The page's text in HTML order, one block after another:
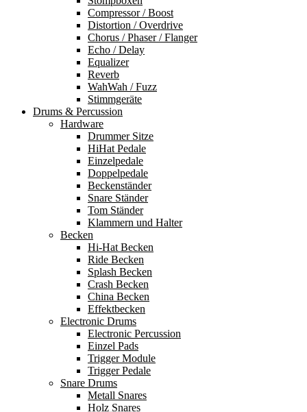
Compressor / Boost
Distortion / Overdrive
Chorus / Phaser / Flanger
Echo / Delay
Equalizer
Reverb
WahWah / Fuzz
Stimmgeräte
Drums & Percussion
Hardware
Drummer Sitze
HiHat Pedale
Einzelpedale
Doppelpedale
Beckenständer
Snare Ständer
Tom Ständer
Klammern und Halter
Becken
Hi-Hat Becken
Ride Becken
Splash Becken
Crash Becken
China Becken
Effektbecken
Electronic Drums
Electronic Percussion
Einzel Pads
Trigger Module
Trigger Pedale
Snare Drums
Metall Snares
Holz Snares